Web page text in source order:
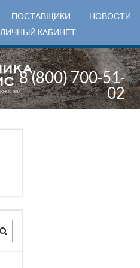
ПОСТАВЩИКИ
НОВОСТИ
ЛИЧНЫЙ КАБИНЕТ
8 (800) 700-51-
02